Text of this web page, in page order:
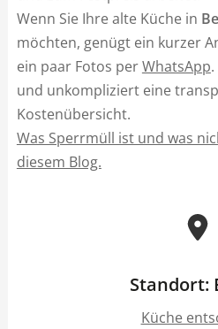
Wenn Sie Ihre alte Küche in
möchten, genügt ein kurzer
ein paar Fotos perWhatsApp
und unkompliziert eine
Kostenübersicht.
Was Sperrmüll ist und was
diesem Blog.
Standort:
Küche